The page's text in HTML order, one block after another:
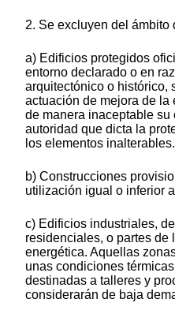
2. Se excluyen del ámbito
a) Edificios protegidos
entorno declarado o en
arquitectónico o histórico,
actuación de mejora de
de manera inaceptable su
autoridad que dicta la
los elementos inalterables.
b) Construcciones
utilización igual o inferior
c) Edificios industriales,
residenciales, o partes de
energética. Aquellas
unas condiciones
destinadas a talleres y
considerarán de baja